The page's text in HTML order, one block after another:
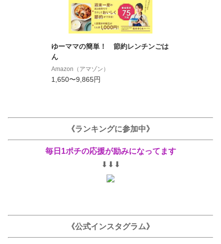
ゆーママの簡単！ 節約レンチンごは
ん
Amazon（アマゾン）
1,650〜9,865円
《ランキングに参加中》
毎日1ポチの応援が励みになってます
⬇︎⬇︎⬇︎
《公式インスタグラム》